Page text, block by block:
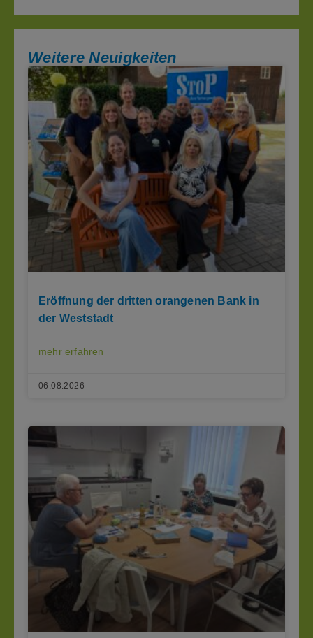
Weitere Neuigkeiten
Eröffnung der dritten orangenen Bank in
der Weststadt
mehr erfahren
06.08.2026